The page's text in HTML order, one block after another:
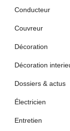
Conducteur
Couvreur
Décoration
Décoration
Dossiers & actus
Électricien
Entretien